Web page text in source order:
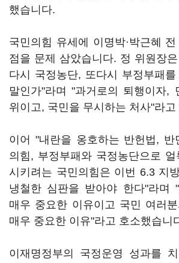
했습니다.
국민의힘 유세에 이명박·박근혜
점을 문제 삼았습니다. 정 위원장
다시 국정농단, 또다시 부정부패
말인가"라며 "과거로의 퇴행이자,
위이고, 국민을 무시하는 처사"라
이어 "내란을 옹호하는 반헌법, 반
의힘, 부정부패와 국정농단으로
시키려는 국민의힘은 이번 6.3 지
냉철한 심판을 받아야 한다"라며
매우 중요한 이유이고 국민 여러
매우 중요한 이유"라고 호소했습니
이재명정부의 국정운영 성과를